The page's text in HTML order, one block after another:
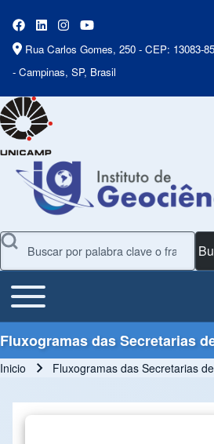
Rua Carlos Gomes, 250 - CEP: 13083-
- Campinas, SP, Brasil
Buscar
Main Menu
Toggle main menu
Fluxogramas das Secretarias
Inicio Fluxogramas das Secretarias